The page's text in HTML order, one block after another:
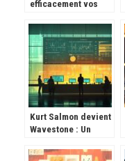
efficacement vos
ventes avec un CRM
: De la qualification
à la conclusion
Kurt Salmon devient
Wavestone : Un
Conseil en